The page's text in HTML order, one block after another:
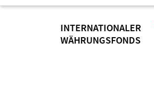
INTERNATIONALER
WÄHRUNGSFONDS